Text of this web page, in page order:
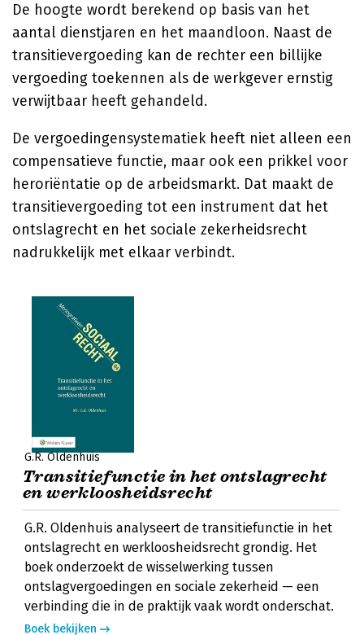
De hoogte wordt berekend op basis van het
aantal dienstjaren en het maandloon. Naast de
transitievergoeding kan de rechter een billijke
vergoeding toekennen als de werkgever ernstig
verwijtbaar heeft gehandeld.
De vergoedingensystematiek heeft niet alleen een
compensatieve functie, maar ook een prikkel voor
heroriëntatie op de arbeidsmarkt. Dat maakt de
transitievergoeding tot een instrument dat het
ontslagrecht en het sociale zekerheidsrecht
nadrukkelijk met elkaar verbindt.
G.R. Oldenhuis
Transitiefunctie in het ontslagrecht
en werkloosheidsrecht
G.R. Oldenhuis analyseert de transitiefunctie in het
ontslagrecht en werkloosheidsrecht grondig. Het
boek onderzoekt de wisselwerking tussen
ontslagvergoedingen en sociale zekerheid — een
verbinding die in de praktijk vaak wordt onderschat.
Boek bekijken